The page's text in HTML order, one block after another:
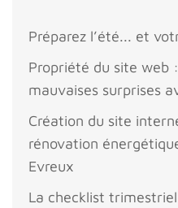
Préparez l’été... et
Propriété du site web
mauvaises surprises
Création du site
rénovation
Evreux
La checklist